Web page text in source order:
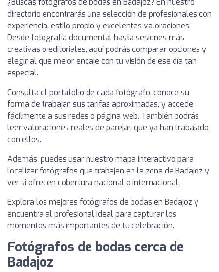
¿Buscas fotógrafos de bodas en Badajoz? En nuestro
directorio encontrarás una selección de profesionales con
experiencia, estilo propio y excelentes valoraciones.
Desde fotografía documental hasta sesiones más
creativas o editoriales, aquí podrás comparar opciones y
elegir al que mejor encaje con tu visión de ese día tan
especial.
Consulta el portafolio de cada fotógrafo, conoce su
forma de trabajar, sus tarifas aproximadas, y accede
fácilmente a sus redes o página web. También podrás
leer valoraciones reales de parejas que ya han trabajado
con ellos.
Además, puedes usar nuestro mapa interactivo para
localizar fotógrafos que trabajen en la zona de Badajoz y
ver si ofrecen cobertura nacional o internacional.
Explora los mejores fotógrafos de bodas en Badajoz y
encuentra al profesional ideal para capturar los
momentos más importantes de tu celebración.
Fotógrafos de bodas cerca de
Badajoz